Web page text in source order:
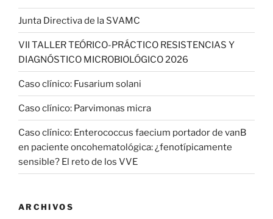
Junta Directiva de la SVAMC
VII TALLER TEÓRICO-PRÁCTICO RESISTENCIAS Y
DIAGNÓSTICO MICROBIOLÓGICO 2026
Caso clínico: Fusarium solani
Caso clínico: Parvimonas micra
Caso clínico: Enterococcus faecium portador de vanB
en paciente oncohematológica: ¿fenotípicamente
sensible? El reto de los VVE
ARCHIVOS